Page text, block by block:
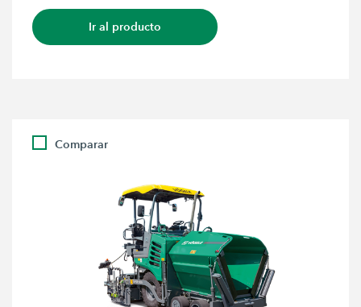
Ir al producto
Comparar